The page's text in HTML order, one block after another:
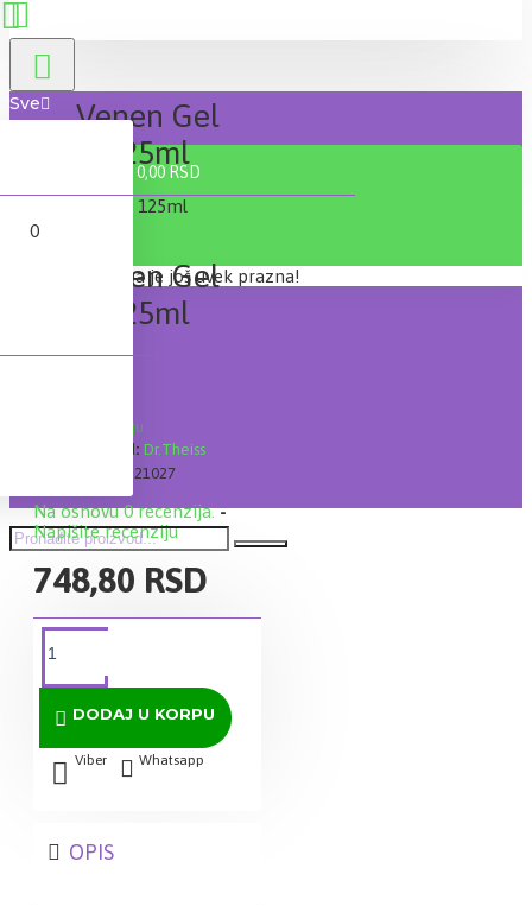
Sve
0 proizvod(a) - 0,00 RSD
0
Vaša korpa je još uvek prazna!
Venen Gel
125ml
Venen Gel
125ml
Na stanju
Brand: Dr.Theiss
21027
Na osnovu 0 recenzija. -
Napišite recenziju
748,80 RSD
DODAJ U KORPU
Viber Whatsapp
OPIS